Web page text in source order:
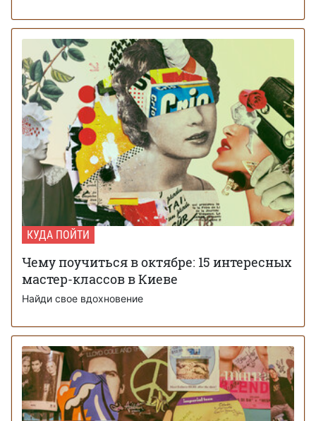
КУДА ПОЙТИ
Чему поучиться в октябре: 15 интересных
мастер-классов в Киеве
Найди свое вдохновение